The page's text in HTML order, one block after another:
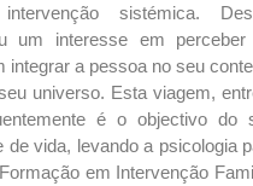
sistémica.
um interesse em
integrar a pessoa no seu
universo. Esta viagem,
é o objectivo do
vida, levando a psicologia
em Intervenção